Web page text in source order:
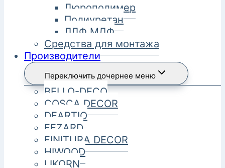
Дюрополимер
Полиуретан
ЛДФ МДФ
Средства для монтажа
Производители
Переключить дочернее меню
BELLO-DECO
COSCA DECOR
DEARTIO
FEZARD
FINITURA DECOR
HIWOOD
LIKORN